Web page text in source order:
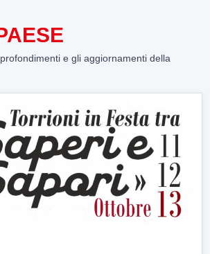
e gli aggiornamenti della